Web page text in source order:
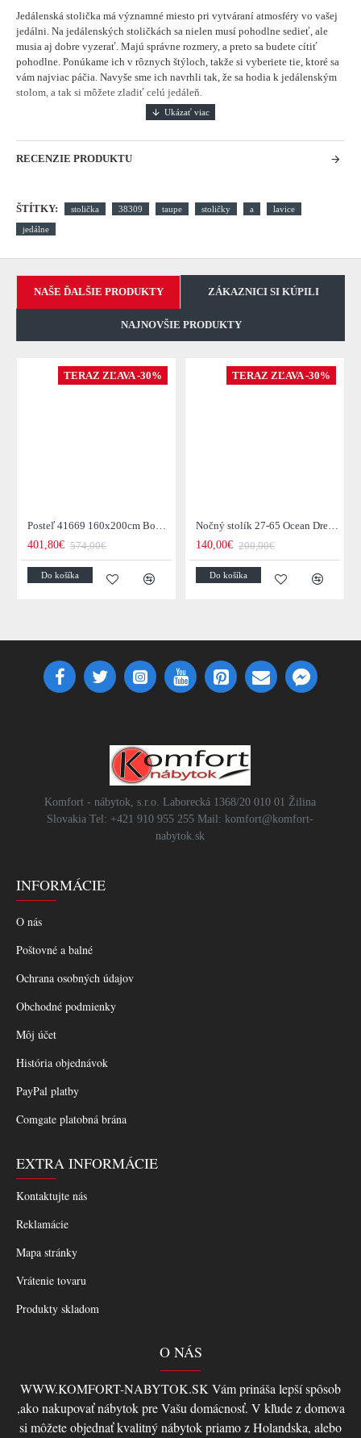
Jedálenská stolička má významné miesto pri vytváraní atmosféry vo vašej
jedálni. Na jedálenských stoličkách sa nielen musí pohodlne sedieť, ale
musia aj dobre vyzerať. Majú správne rozmery, a preto sa budete cítiť
pohodlne. Ponúkame ich v rôznych štýloch, takže si vyberiete tie, ktoré sa
vám najviac páčia. Navyše sme ich navrhli tak, že sa hodia k jedálenským
stolom, a tak si môžete zladiť celú jedáleň.
RECENZIE PRODUKTU
ŠTÍTKY: stolička 38309 taupe stoličky a lavice
jedálne
NAŠE ĎALŠIE PRODUKTY ZÁKAZNICI SI KÚPILI
NAJNOVŠIE PRODUKTY
TERAZ ZĽAVA -30%
Posteľ 41669 160x200cm Boutique Zamat Tmavošedá
401,80€ 574,00€
Do košíka
TERAZ ZĽAVA -30%
Nočný stolík 27-65 Ocean Drevo Mango
140,00€ 200,00€
Do košíka
Komfort - nábytok, s.r.o. Laborecká 1368/20 010 01 Žilina
Slovakia Tel: +421 910 955 255 Mail: komfort@komfort-
nabytok.sk
INFORMÁCIE
O nás
Poštovné a balné
Ochrana osobných údajov
Obchodné podmienky
Môj účet
História objednávok
PayPal platby
Comgate platobná brána
EXTRA INFORMÁCIE
Kontaktujte nás
Reklamácie
Mapa stránky
Vrátenie tovaru
Produkty skladom
O NÁS
WWW.KOMFORT-NABYTOK.SK Vám prináša lepší spôsob
,ako nakupovať nábytok pre Vašu domácnosť. V kľude z domova
si môžete objednať kvalitný nábytok priamo z Holandska, alebo